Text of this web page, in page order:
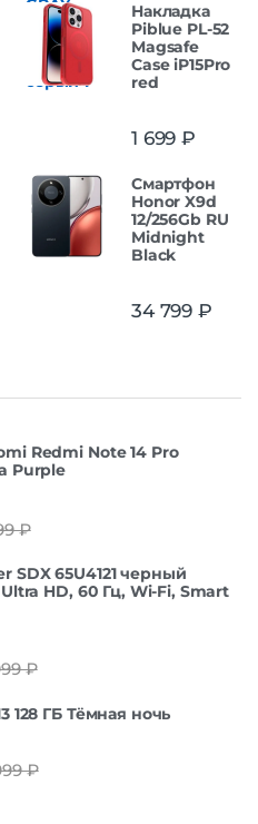
Накладка
Piblue PL-52
Magsafe
Case iP15Pro
red
1 699 ₽
Смартфон
Honor X9d
12/256Gb RU
Midnight
Black
34 799 ₽
Redmi Note 14 Pro
Purple
₽
SDX 65U4121 черный
HD, 60 Гц, Wi-Fi, Smart
₽
128 ГБ Тёмная ночь
₽